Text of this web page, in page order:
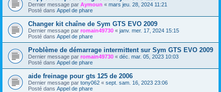
Dernier message par Aymoun « mars jeu. 28, 2024 11:21
Posté dans Appel de phare
Changer kit chaîne de Sym GTS EVO 2009
Dernier message par romain49730 « janv. mer. 17, 2024 15:15
Posté dans Appel de phare
Problème de démarrage intermittent sur Sym GTS EVO 2009
Dernier message par romain49730 « déc. mar. 05, 2023 10:03
Posté dans Appel de phare
aide freinage pour gts 125 de 2006
Dernier message par tony062 « sept. sam. 16, 2023 23:06
Posté dans Appel de phare